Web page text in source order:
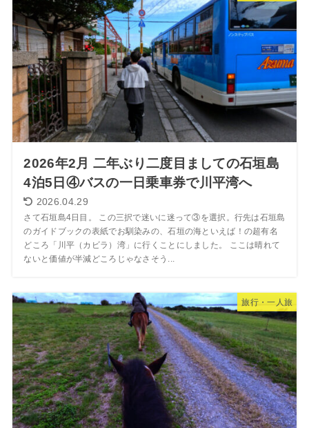
2026年2月 二年ぶり二度目ましての石垣島
4泊5日④バスの一日乗車券で川平湾へ
2026.04.29
さて石垣島4日目。 この三択で迷いに迷って③を選択。行先は石垣島
のガイドブックの表紙でお馴染みの、石垣の海といえば！の超有名
どころ「川平（カビラ）湾」に行くことにしました。 ここは晴れて
ないと価値が半減どころじゃなさそう...
旅行・一人旅